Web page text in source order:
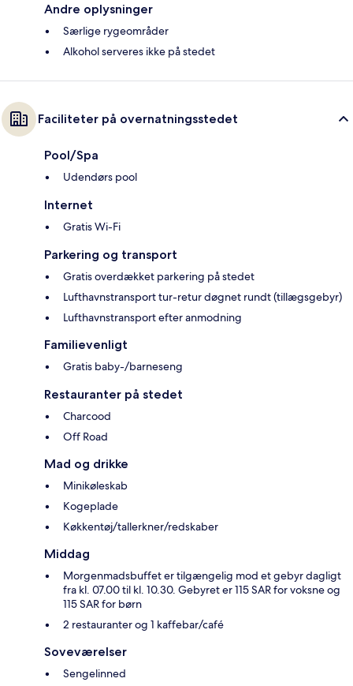
Andre oplysninger
Særlige rygeområder
Alkohol serveres ikke på stedet
Faciliteter på overnatningsstedet
Pool/Spa
Udendørs pool
Internet
Gratis Wi-Fi
Parkering og transport
Gratis overdækket parkering på stedet
Lufthavnstransport tur-retur døgnet rundt (tillægsgebyr)
Lufthavnstransport efter anmodning
Familievenligt
Gratis baby-/barneseng
Restauranter på stedet
Charcood
Off Road
Mad og drikke
Minikøleskab
Kogeplade
Køkkentøj/tallerkner/redskaber
Middag
Morgenmadsbuffet er tilgængelig mod et gebyr dagligt
fra kl. 07.00 til kl. 10.30. Gebyret er 115 SAR for voksne og
115 SAR for børn
2 restauranter og 1 kaffebar/café
Soveværelser
Sengelinned